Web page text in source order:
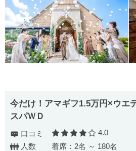
今だけ！アマギフ1.5万円×ウエ
スパＷＤ
口コミ 口コミ評価
4.0
人数
着席：2名 ～ 180名